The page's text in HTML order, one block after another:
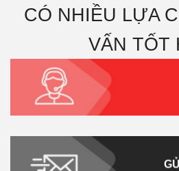
CÓ NHIỀU LỰA
VẤN TỐT